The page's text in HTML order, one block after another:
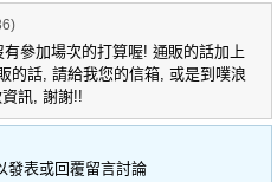
參加場次的打算喔! 通販的話加上
的話, 請給我您的信箱, 或是到噗浪
訊, 謝謝!!
發表或回覆留言討論